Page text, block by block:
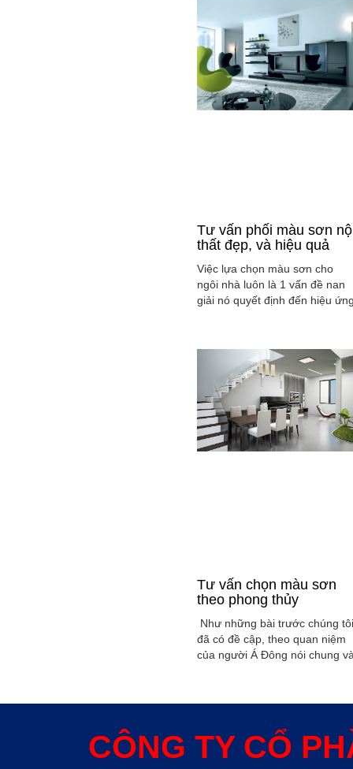
tế sao cho màu sắc chuyển
từ tông nhạt sang đậm, từ
sang tối hay ngược lại. Cùng
tìm hiểu phong các này qua
việc ...
Tư vấn phối màu sơn
thất đẹp, và hiệu quả
Việc lựa chọn màu sơn cho
ngôi nhà luôn là 1 vấn đề nan
giải nó quyết định đến hiệu
của gia đình bạn.
Tư vấn chọn màu sơn
theo phong thủy
Như những bài trước chúng tôi
đã có đề cập, theo quan niệm
của người Á Đông nói chung
xây dụng nhà ở hoặc bất kỳ
thủy trong ngôi nhà thường
được quyết định bởi các nhân
CÔNG TY CỔ